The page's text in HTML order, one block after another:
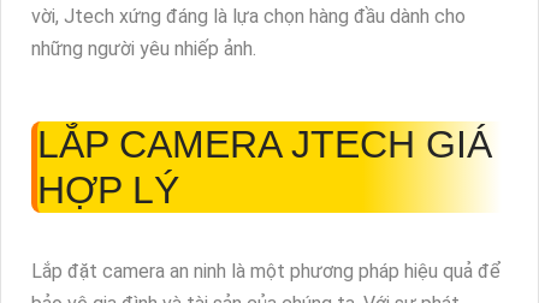
vời, Jtech xứng đáng là lựa chọn hàng đầu dành cho
những người yêu nhiếp ảnh.
LẮP CAMERA JTECH GIÁ
HỢP LÝ
Lắp đặt camera an ninh là một phương pháp hiệu quả để